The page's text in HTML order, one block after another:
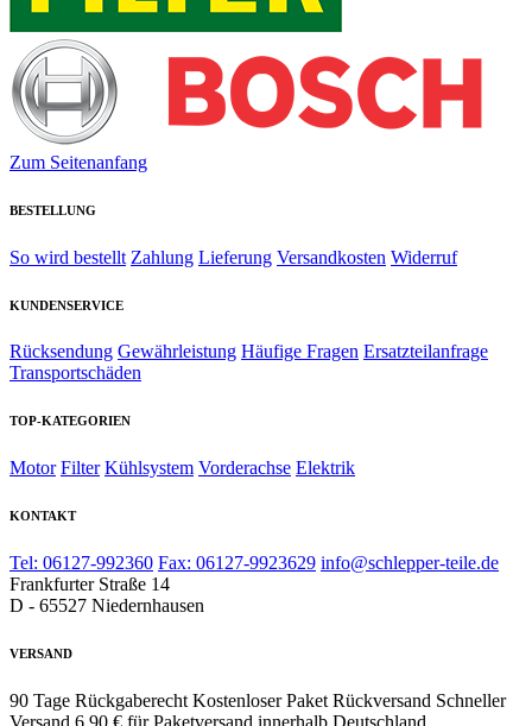
Zum Seitenanfang
BESTELLUNG
So wird bestellt Zahlung Lieferung Versandkosten Widerruf
KUNDENSERVICE
Rücksendung Gewährleistung Häufige Fragen Ersatzteilanfrage
Transportschäden
TOP-KATEGORIEN
Motor Filter Kühlsystem Vorderachse Elektrik
KONTAKT
Tel: 06127-992360 Fax: 06127-9923629 info@schlepper-teile.de
Frankfurter Straße 14
D - 65527 Niedernhausen
VERSAND
90 Tage Rückgaberecht Kostenloser Paket Rückversand Schneller